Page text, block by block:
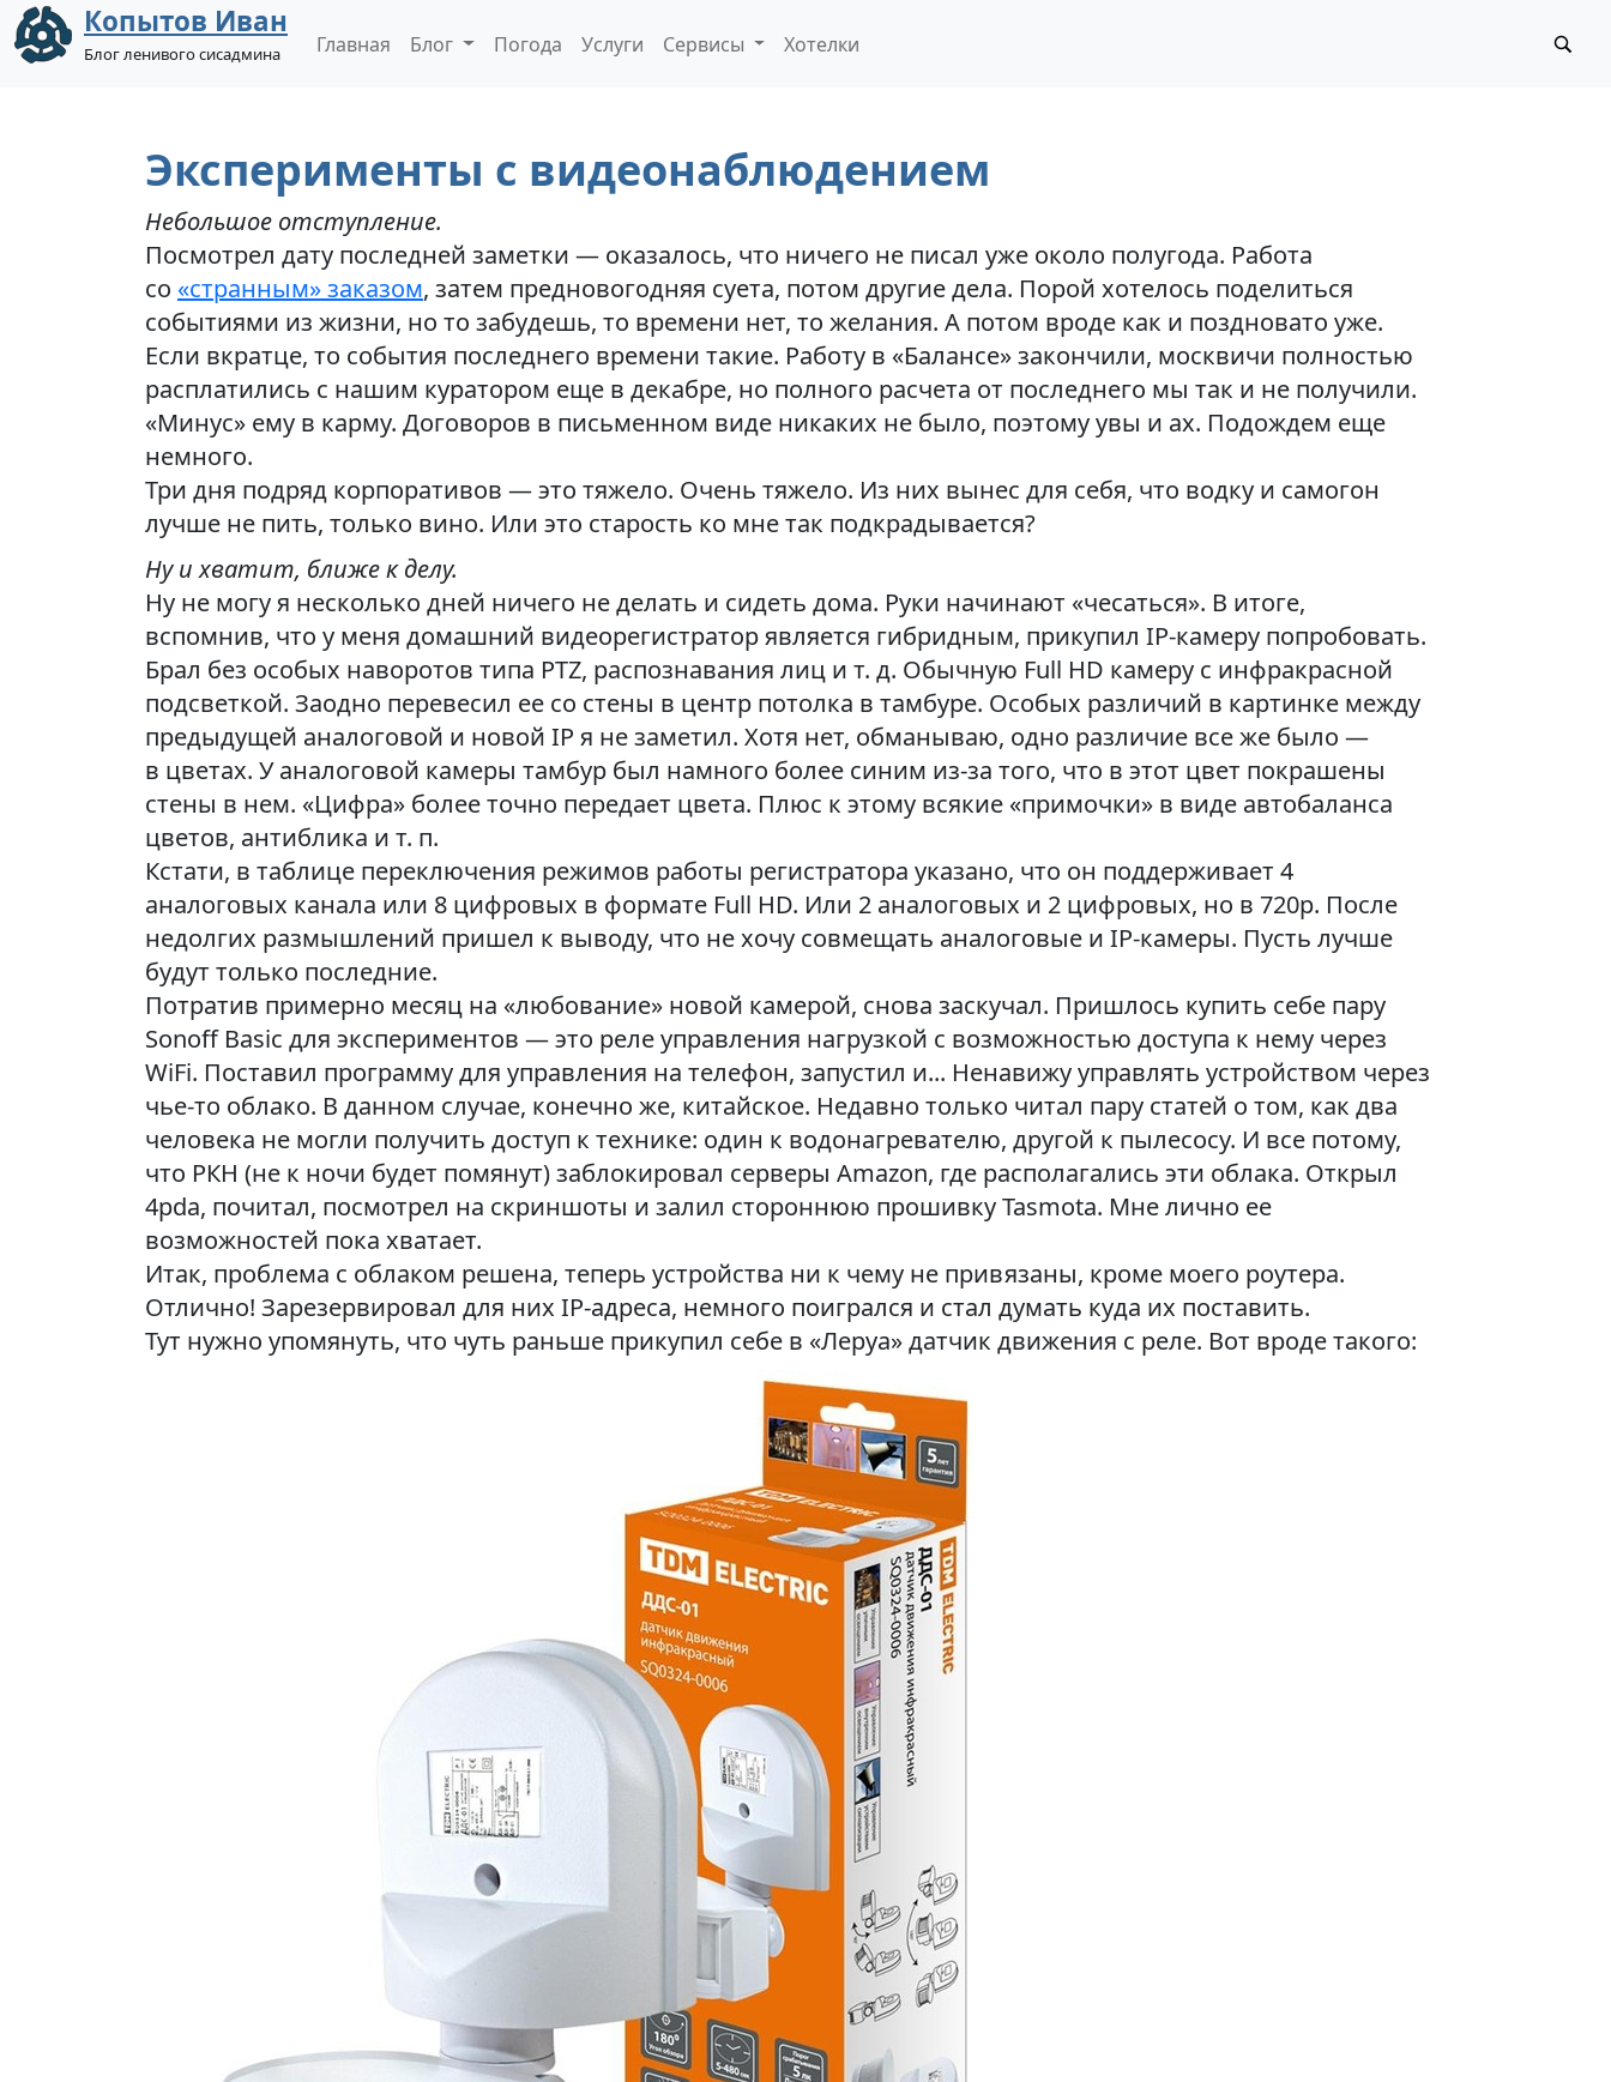
Копытов Иван
Блог ленивого сисадмина Главная Блог Погода Услуги Сервисы Хотелки
Эксперименты с видеонаблюдением
Небольшое отступление.
Посмотрел дату последней заметки — оказалось, что ничего не писал уже около полугода. Работа
со «странным» заказом, затем предновогодняя суета, потом другие дела. Порой хотелось поделиться
событиями из жизни, но то забудешь, то времени нет, то желания. А потом вроде как и поздновато уже.
Если вкратце, то события последнего времени такие. Работу в «Балансе» закончили, москвичи полностью
расплатились с нашим куратором еще в декабре, но полного расчета от последнего мы так и не получили.
«Минус» ему в карму. Договоров в письменном виде никаких не было, поэтому увы и ах. Подождем еще
немного.
Три дня подряд корпоративов — это тяжело. Очень тяжело. Из них вынес для себя, что водку и самогон
лучше не пить, только вино. Или это старость ко мне так подкрадывается?
Ну и хватит, ближе к делу.
Ну не могу я несколько дней ничего не делать и сидеть дома. Руки начинают «чесаться». В итоге,
вспомнив, что у меня домашний видеорегистратор является гибридным, прикупил IP-камеру попробовать.
Брал без особых наворотов типа PTZ, распознавания лиц и т. д. Обычную Full HD камеру с инфракрасной
подсветкой. Заодно перевесил ее со стены в центр потолка в тамбуре. Особых различий в картинке между
предыдущей аналоговой и новой IP я не заметил. Хотя нет, обманываю, одно различие все же было —
в цветах. У аналоговой камеры тамбур был намного более синим из-за того, что в этот цвет покрашены
стены в нем. «Цифра» более точно передает цвета. Плюс к этому всякие «примочки» в виде автобаланса
цветов, антиблика и т. п.
Кстати, в таблице переключения режимов работы регистратора указано, что он поддерживает 4
аналоговых канала или 8 цифровых в формате Full HD. Или 2 аналоговых и 2 цифровых, но в 720p. После
недолгих размышлений пришел к выводу, что не хочу совмещать аналоговые и IP-камеры. Пусть лучше
будут только последние.
Потратив примерно месяц на «любование» новой камерой, снова заскучал. Пришлось купить себе пару
Sonoff Basic для экспериментов — это реле управления нагрузкой с возможностью доступа к нему через
WiFi. Поставил программу для управления на телефон, запустил и... Ненавижу управлять устройством через
чье-то облако. В данном случае, конечно же, китайское. Недавно только читал пару статей о том, как два
человека не могли получить доступ к технике: один к водонагревателю, другой к пылесосу. И все потому,
что РКН (не к ночи будет помянут) заблокировал серверы Amazon, где располагались эти облака. Открыл
4pda, почитал, посмотрел на скриншоты и залил стороннюю прошивку Tasmota. Мне лично ее
возможностей пока хватает.
Итак, проблема с облаком решена, теперь устройства ни к чему не привязаны, кроме моего роутера.
Отлично! Зарезервировал для них IP-адреса, немного поигрался и стал думать куда их поставить.
Тут нужно упомянуть, что чуть раньше прикупил себе в «Леруа» датчик движения с реле. Вот вроде такого: